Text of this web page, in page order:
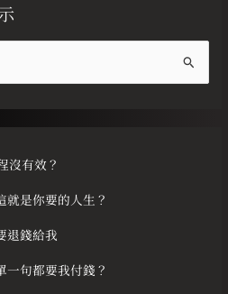
沒有效？
是你要的人生？
退錢給我
句都要我付錢？